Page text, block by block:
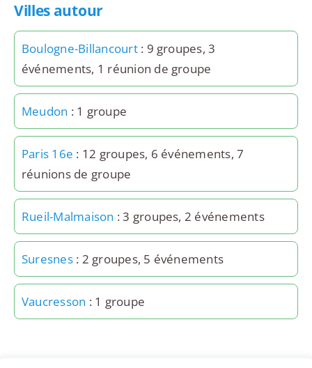
Villes autour
Boulogne-Billancourt: 9 groupes, 3
événements, 1 réunion de groupe
Meudon : 1 groupe
Paris 16e : 12 groupes, 6 événements, 7
réunions de groupe
Rueil-Malmaison : 3 groupes, 2 événements
Suresnes: 2 groupes, 5 événements
Vaucresson : 1 groupe